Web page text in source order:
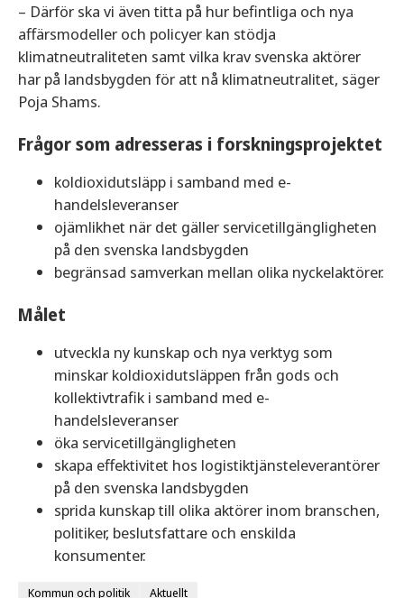
– Därför ska vi även titta på hur befintliga och nya
affärsmodeller och policyer kan stödja
klimatneutraliteten samt vilka krav svenska aktörer
har på landsbygden för att nå klimatneutralitet, säger
Poja Shams.
Frågor som adresseras i forskningsprojektet
koldioxidutsläpp i samband med e-
handelsleveranser
ojämlikhet när det gäller servicetillgängligheten
på den svenska landsbygden
begränsad samverkan mellan olika nyckelaktörer.
Målet
utveckla ny kunskap och nya verktyg som
minskar koldioxidutsläppen från gods och
kollektivtrafik i samband med e-
handelsleveranser
öka servicetillgängligheten
skapa effektivitet hos logistiktjänsteleverantörer
på den svenska landsbygden
sprida kunskap till olika aktörer inom branschen,
politiker, beslutsfattare och enskilda
konsumenter.
Kommun och politik Aktuellt